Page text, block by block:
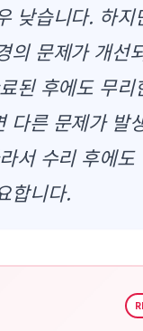
낮습니다. 하지
의 문제가 개선
된 후에도 무리
다른 문제가 발
서 수리 후에도
합니다.